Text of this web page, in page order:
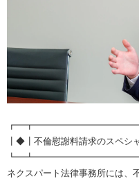
┃◆┃不倫慰謝料請求のスペシ
ネクスパート法律事務所には、